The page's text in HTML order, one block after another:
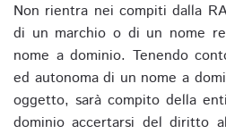
Non rientra nei compiti dalla
di un marchio o di un nome
nome a dominio. Tenendo
ed autonoma di un nome a
oggetto, sarà compito della
dominio accertarsi del diritto